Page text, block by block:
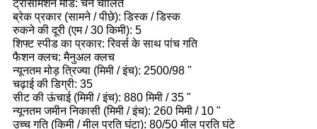
ट्रांसमिशन मोड: चेन चालित
ब्रेक प्रकार (सामने / पीछे): डिस्क / डिस्क
रुकने की दूरी (एम / 30 किमी): 5
शिफ्ट स्पीड का प्रकार: रिवर्स के साथ पांच गति
फैशन क्लच: मैनुअल क्लच
न्यूनतम मोड़ त्रिज्या (मिमी / इंच): 2500/98 "
चढ़ाई की डिग्री: 35
सीट की ऊंचाई (मिमी / इंच): 880 मिमी / 35 "
न्यूनतम जमीन निकासी (मिमी / इंच): 260 मिमी / 10 "
उच्च गति (किमी / मील प्रति घंटा): 80/50 मील प्रति घंटे